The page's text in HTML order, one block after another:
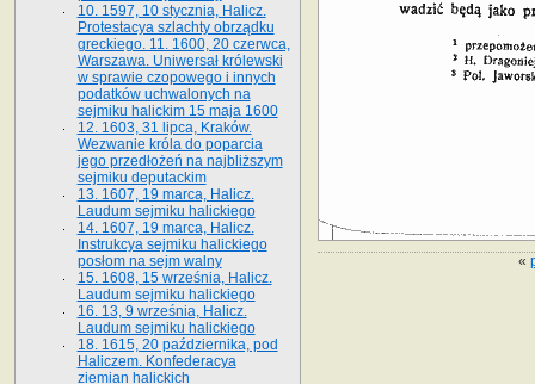
«
10. 1597, 10 stycznia, Halicz.
Protestacya szlachty obrządku
greckiego. 11. 1600, 20 czerwca,
Warszawa. Uniwersał królewski
w sprawie czopowego i innych
podatków uchwalonych na
sejmiku halickim 15 maja 1600
12. 1603, 31 lipca, Kraków.
Wezwanie króla do poparcia
jego przedłożeń na najbliższym
sejmiku deputackim
13. 1607, 19 marca, Halicz.
Laudum sejmiku halickiego
14. 1607, 19 marca, Halicz.
Instrukcya sejmiku halickiego
posłom na sejm walny
15. 1608, 15 września, Halicz.
Laudum sejmiku halickiego
16. 13, 9 września, Halicz.
Laudum sejmiku halickiego
18. 1615, 20 października, pod
Haliczem. Konfederacya
ziemian halickich